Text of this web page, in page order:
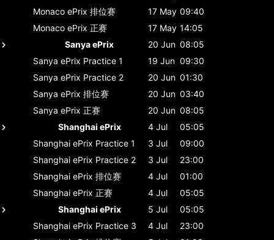
Monaco ePrix 排位赛 17 May 09:40
Monaco ePrix 正赛 17 May 14:05
Sanya ePrix
20 Jun 08:05
Sanya ePrix Practice 1 19 Jun 09:30
Sanya ePrix Practice 2 20 Jun 01:30
Sanya ePrix 排位赛 20 Jun 03:40
Sanya ePrix 正赛 20 Jun 08:05
Shanghai ePrix
4 Jul
05:05
Shanghai ePrix Practice 1 3 Jul
09:00
Shanghai ePrix Practice 2 3 Jul
23:00
Shanghai ePrix 排位赛 4 Jul
01:00
Shanghai ePrix 正赛 4 Jul
05:05
Shanghai ePrix
5 Jul
05:05
Shanghai ePrix Practice 3 4 Jul
23:00